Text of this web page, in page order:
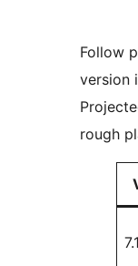
Follow
version
rough
7.1